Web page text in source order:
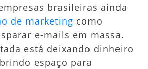
De
Marketing
Com
Inteligência
brasileiras ainda
de marketing como
e-mails em massa.
está deixando dinheiro
espaço para